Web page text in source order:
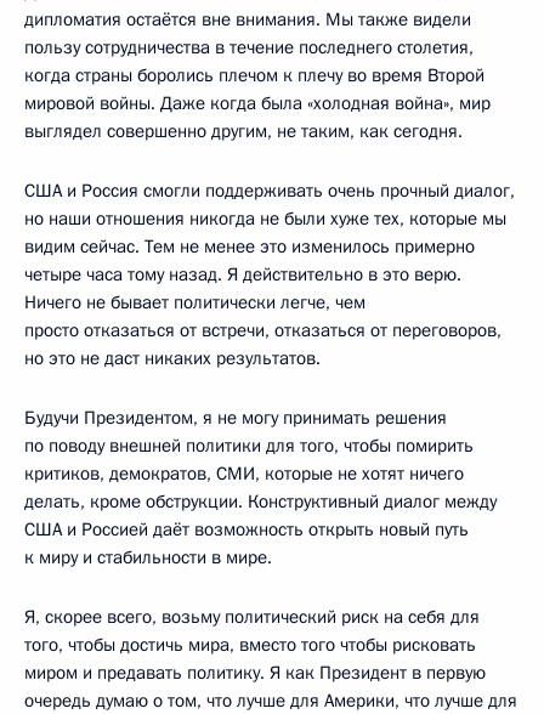
дипломатия остаётся вне внимания. Мы также видели
пользу сотрудничества в течение последнего столетия,
когда страны боролись плечом к плечу во время Второй
мировой войны. Даже когда была «холодная война», мир
выглядел совершенно другим, не таким, как сегодня.
США и Россия смогли поддерживать очень прочный диалог,
но наши отношения никогда не были хуже тех, которые мы
видим сейчас. Тем не менее это изменилось примерно
четыре часа тому назад. Я действительно в это верю.
Ничего не бывает политически легче, чем
просто отказаться от встречи, отказаться от переговоров,
но это не даст никаких результатов.
Будучи Президентом, я не могу принимать решения
по поводу внешней политики для того, чтобы помирить
критиков, демократов, СМИ, которые не хотят ничего
делать, кроме обструкции. Конструктивный диалог между
США и Россией даёт возможность открыть новый путь
к миру и стабильности в мире.
Я, скорее всего, возьму политический риск на себя для
того, чтобы достичь мира, вместо того чтобы рисковать
миром и предавать политику. Я как Президент в первую
очередь думаю о том, что лучше для Америки, что лучше для